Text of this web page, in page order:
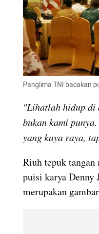
Panglima TNI bacakan
"Lihatlah hidup di
bukan kami
yang kaya raya,
Riuh tepuk
puisi karya Denny
merupakan